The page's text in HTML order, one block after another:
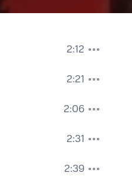
2:12
2:21
2:06
2:31
2:39